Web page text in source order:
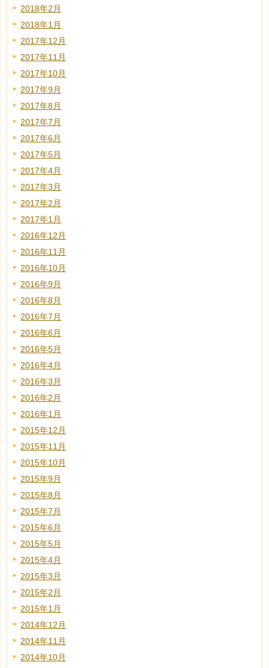
2018年2月
2018年1月
2017年12月
2017年11月
2017年10月
2017年9月
2017年8月
2017年7月
2017年6月
2017年5月
2017年4月
2017年3月
2017年2月
2017年1月
2016年12月
2016年11月
2016年10月
2016年9月
2016年8月
2016年7月
2016年6月
2016年5月
2016年4月
2016年3月
2016年2月
2016年1月
2015年12月
2015年11月
2015年10月
2015年9月
2015年8月
2015年7月
2015年6月
2015年5月
2015年4月
2015年3月
2015年2月
2015年1月
2014年12月
2014年11月
2014年10月